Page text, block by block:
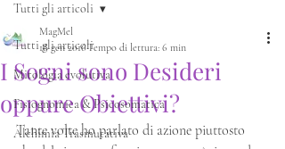
Tutti gli articoli
Mitologia evolutiva
Fisiognomica & Psicosomatica
Alchimia Trasmutativa
Tutti gli articoli
I Sogni sono Desideri
oppure Obiettivi?
MagMel
18 gen 2016Tempo di lettura: 6 min
Tante volte ho parlato di azione piuttosto